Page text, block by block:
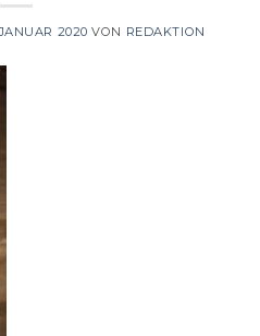
2020 VON REDAKTION